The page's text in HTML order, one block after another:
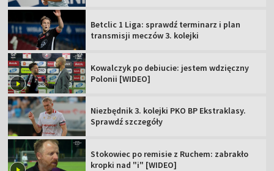
Betclic 1 Liga: sprawdź terminarz i plan
transmisji meczów 3. kolejki
Kowalczyk po debiucie: jestem wdzięczny
Polonii [WIDEO]
Niezbędnik 3. kolejki PKO BP Ekstraklasy.
Sprawdź szczegóły
Stokowiec po remisie z Ruchem: zabrakło
kropki nad "i" [WIDEO]